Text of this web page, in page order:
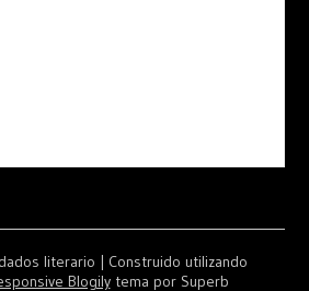
literario
| Construido utilizando
Blogilytema por Superb